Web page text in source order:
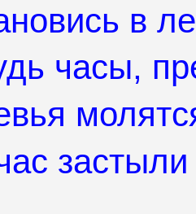
в
часы,